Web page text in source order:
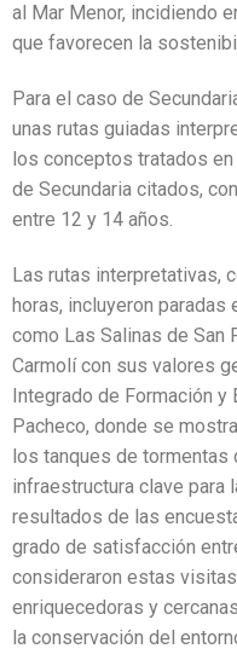
al Mar Menor, incidiendo
que favorecen la
Para el caso de
unas rutas guiadas
los conceptos tratados
de Secundaria citados,
entre 12 y 14 años.
Las rutas interpretativas,
horas, incluyeron
como Las Salinas de San
Carmolí con sus valores
Integrado de Formación y
Pacheco, donde se
los tanques de tormentas
infraestructura clave para
resultados de las
grado de satisfacción
consideraron estas
enriquecedoras y
la conservación del